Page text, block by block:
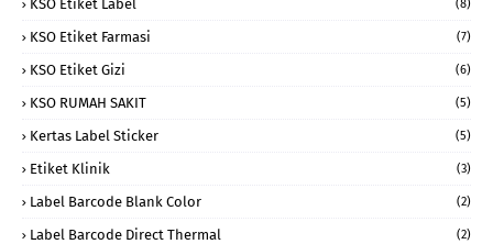
KSO Etiket Label (8)
KSO Etiket Farmasi (7)
KSO Etiket Gizi (6)
KSO RUMAH SAKIT (5)
Kertas Label Sticker (5)
Etiket Klinik (3)
Label Barcode Blank Color (2)
Label Barcode Direct Thermal (2)